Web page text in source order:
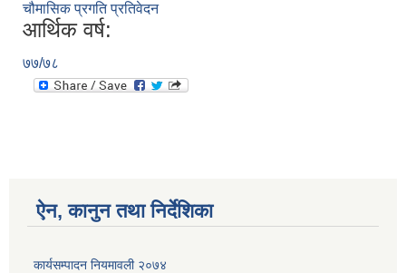
चौमासिक प्रगति प्रतिवेदन
आर्थिक वर्ष:
७७/७८
ऐन, कानुन तथा निर्देशिका
कार्यसम्पादन नियमावली २०७४